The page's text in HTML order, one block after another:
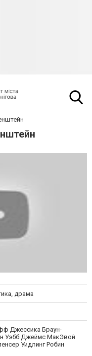
драма
Джессика Браун-
Уэбб Джеймс МакЭвой
Уидлинг Робин